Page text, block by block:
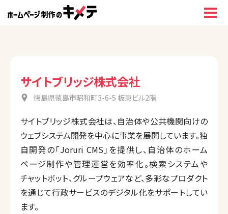
サイトブリッジ株式会社
徳島県徳島市昭和町3-6-5 板東ビル2階
サイトブリッジ株式会社は、自治体や公共機関向けの
ウェブシステム開発を中心に事業を展開しています。独
自開発の「Joruri CMS」を提供し、自治体のホーム
ページ制作や管理運営を効率化。検索システムや
チャットボット、グループウェアなど、多彩なプロダクト
を通じて行政サービスのデジタル化をサポートしてい
ます。